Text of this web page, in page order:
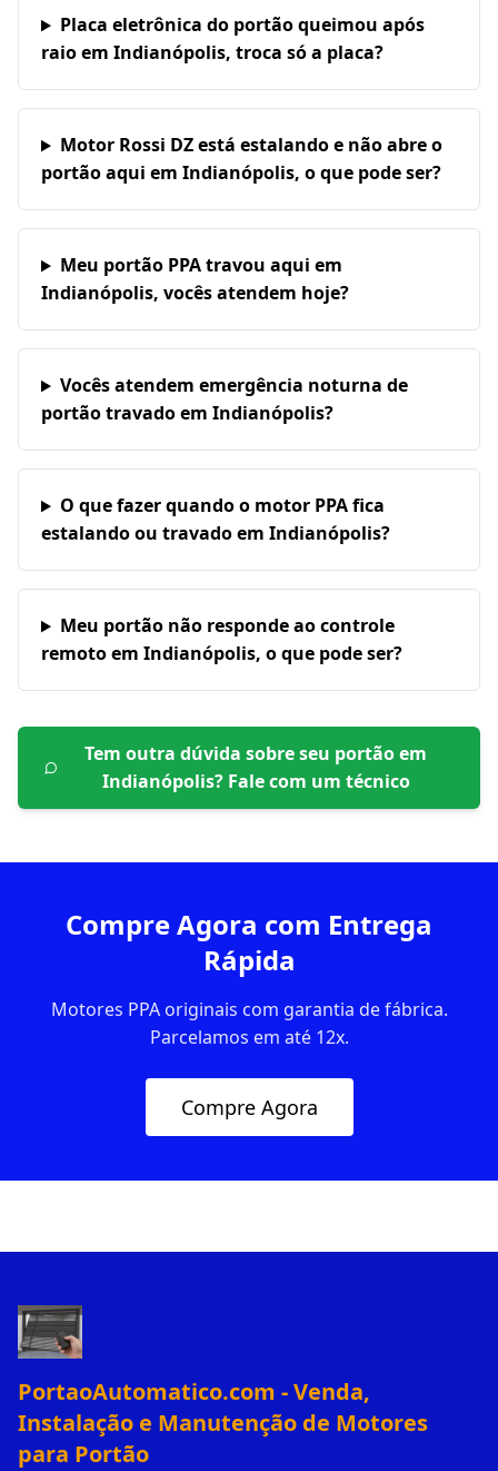
Placa eletrônica do portão queimou após
raio em Indianópolis, troca só a placa?
Motor Rossi DZ está estalando e não abre o
portão aqui em Indianópolis, o que pode ser?
Meu portão PPA travou aqui em
Indianópolis, vocês atendem hoje?
Vocês atendem emergência noturna de
portão travado em Indianópolis?
O que fazer quando o motor PPA fica
estalando ou travado em Indianópolis?
Meu portão não responde ao controle
remoto em Indianópolis, o que pode ser?
Tem outra dúvida sobre seu portão em
Indianópolis? Fale com um técnico
Compre Agora com Entrega
Rápida
Motores PPA originais com garantia de fábrica.
Parcelamos em até 12x.
Compre Agora
PortaoAutomatico.com - Venda,
Instalação e Manutenção de Motores
para Portão